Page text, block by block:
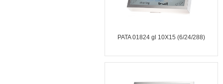
PATA 01824 gl 10X15 (6/24/288)